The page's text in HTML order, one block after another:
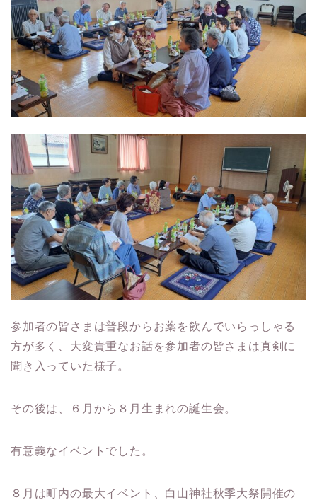
参加者の皆さまは普段からお薬を飲んでいらっしゃる
方が多く、大変貴重なお話を参加者の皆さまは真剣に
聞き入っていた様子。
その後は、６月から８月生まれの誕生会。
有意義なイベントでした。
８月は町内の最大イベント、白山神社秋季大祭開催の